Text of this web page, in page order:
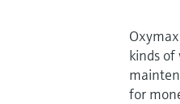
kinds of
for